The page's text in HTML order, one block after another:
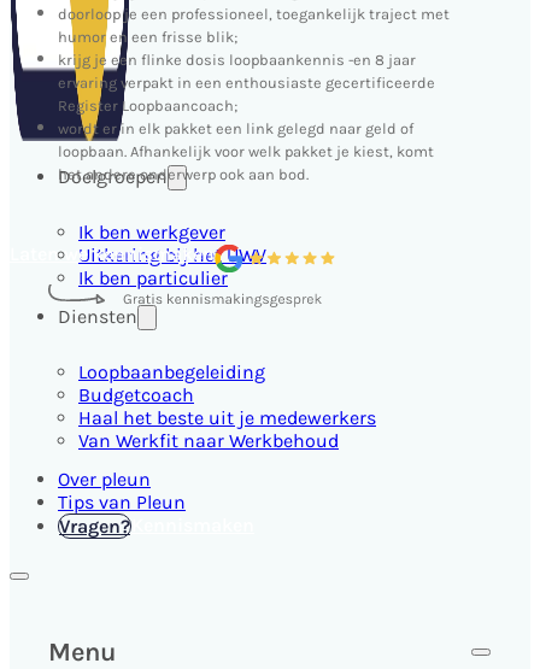
Doelgroepen
Ik ben werkgever
Uitkering bij het UWV
Ik ben particulier
Diensten
Loopbaanbegeleiding
Budgetcoach
Haal het beste uit je medewerkers
Van Werkfit naar Werkbehoud
Over pleun
Tips van Pleun
Vragen?
Menu
doorloop je een professioneel, toegankelijk traject met
humor en een frisse blik;
krijg je een flinke dosis loopbaankennis -en 8 jaar
ervaring verpakt in een enthousiaste gecertificeerde
Register Loopbaancoach;
wordt er in elk pakket een link gelegd naar geld of
loopbaan. Afhankelijk voor welk pakket je kiest, komt
het andere onderwerp ook aan bod.
Laten we kennismaken